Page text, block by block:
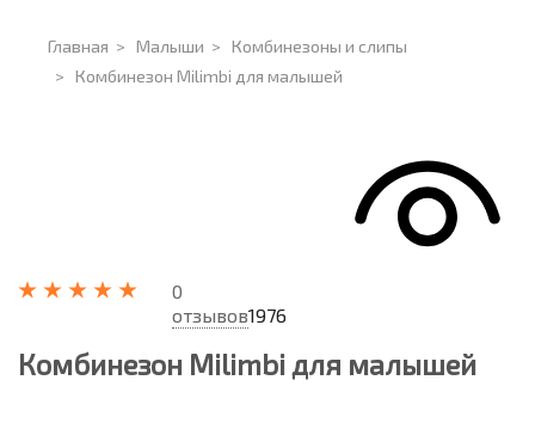
Главная > Малыши > Комбинезоны и слипы
> Комбинезон Milimbi для малышей
0
отзывов1976
Комбинезон Milimbi для малышей